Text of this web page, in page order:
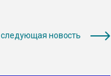
следующая новость